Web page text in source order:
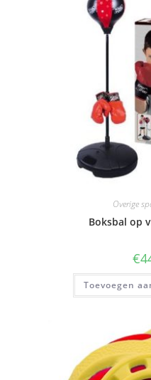
Overige
Boksbal op
€
Toevoegen